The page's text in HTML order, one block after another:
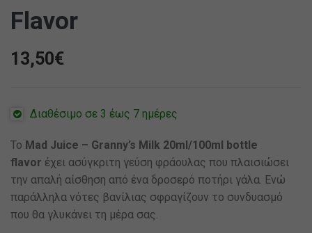
Flavor
13,50€
Διαθέσιμο σε 3 έως 7 ημέρες
Το Mad Juice – Granny’s Milk 20ml/100ml bottle
flavor έχει ασύγκριτη γεύση φράουλας που πλαισιώσει
την απαλή αίσθηση από ένα δροσερό ποτήρι γάλα. Ενώ
παράλληλα νότες βανίλιας σφραγίζουν το συνδυασμό
που θα γλυκάνει τη μέρα σας.